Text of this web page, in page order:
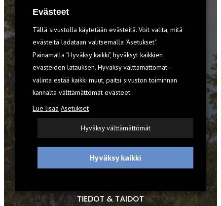
ja sähköpostitse
Kustantaja
Outdoor Media Oy
Pihlajatie 28
00270 Helsinki
info@outdoormedia.fi
Kaikki oikeudet pidätetään.
UUTISET
TIEDOT & TAIDOT
Evästeet
Tällä sivustolla käytetään evästeitä. Voit valita, mitä
evästeitä ladataan valitsemalla "Asetukset".
Painamalla "Hyväksy kaikki", hyväksyt kaikkien
evästeiden latauksen. Hyväksy välttämättömät -
valinta estää kaikki muut, paitsi sivuston toiminnan
kannalta välttämättömät evästeet.
Lue lisää Asetukset
Hyväksy välttämättömät
Hyväksy kaikki